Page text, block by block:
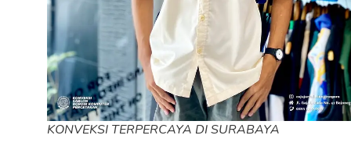
KONVEKSI TERPERCAYA DI SURABAYA